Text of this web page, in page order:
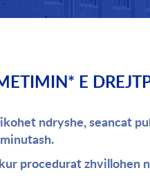
E
ndryshe, seancat
procedurat zhvillohen